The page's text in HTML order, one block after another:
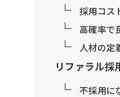
採用コス
高確率で
人材の定
リファラル採
不採用に